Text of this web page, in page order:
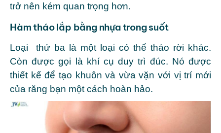
trở nên kém quan trọng hơn.
Hàm tháo lắp bằng nhựa trong suốt
Loại thứ ba là một loại có thể tháo rời khác.
Còn được gọi là khí cụ duy trì đúc. Nó được
thiết kế để tạo khuôn và vừa vặn với vị trí mới
của răng bạn một cách hoàn hảo.